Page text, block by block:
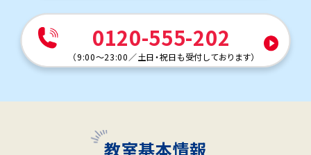
0120-555-202
（9:00～23:00 ／土日・祝日も受付しております）
教室基本情報